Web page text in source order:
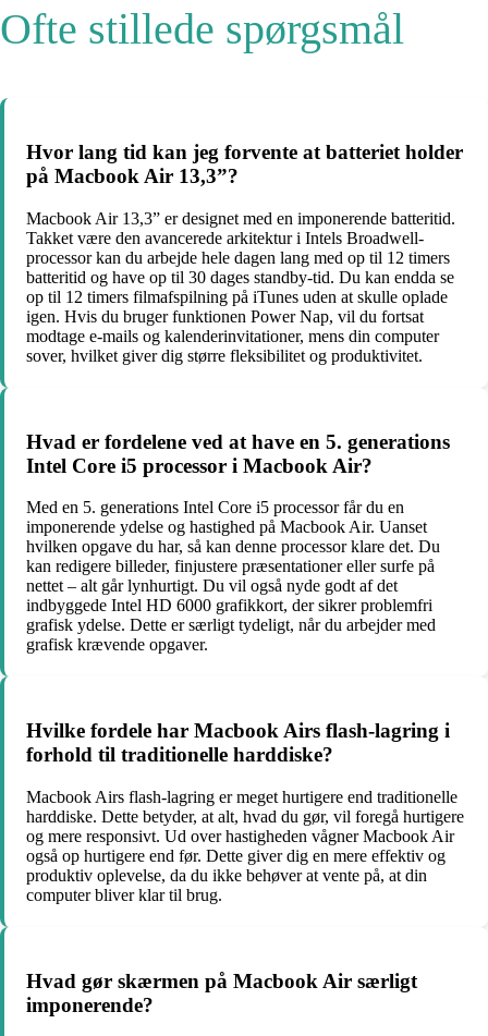
Ofte stillede spørgsmål
Hvor lang tid kan jeg forvente at batteriet holder
på Macbook Air 13,3”?
Macbook Air 13,3” er designet med en imponerende batteritid.
Takket være den avancerede arkitektur i Intels Broadwell-
processor kan du arbejde hele dagen lang med op til 12 timers
batteritid og have op til 30 dages standby-tid. Du kan endda se
op til 12 timers filmafspilning på iTunes uden at skulle oplade
igen. Hvis du bruger funktionen Power Nap, vil du fortsat
modtage e-mails og kalenderinvitationer, mens din computer
sover, hvilket giver dig større fleksibilitet og produktivitet.
Hvad er fordelene ved at have en 5. generations
Intel Core i5 processor i Macbook Air?
Med en 5. generations Intel Core i5 processor får du en
imponerende ydelse og hastighed på Macbook Air. Uanset
hvilken opgave du har, så kan denne processor klare det. Du
kan redigere billeder, finjustere præsentationer eller surfe på
nettet – alt går lynhurtigt. Du vil også nyde godt af det
indbyggede Intel HD 6000 grafikkort, der sikrer problemfri
grafisk ydelse. Dette er særligt tydeligt, når du arbejder med
grafisk krævende opgaver.
Hvilke fordele har Macbook Airs flash-lagring i
forhold til traditionelle harddiske?
Macbook Airs flash-lagring er meget hurtigere end traditionelle
harddiske. Dette betyder, at alt, hvad du gør, vil foregå hurtigere
og mere responsivt. Ud over hastigheden vågner Macbook Air
også op hurtigere end før. Dette giver dig en mere effektiv og
produktiv oplevelse, da du ikke behøver at vente på, at din
computer bliver klar til brug.
Hvad gør skærmen på Macbook Air særligt
imponerende?